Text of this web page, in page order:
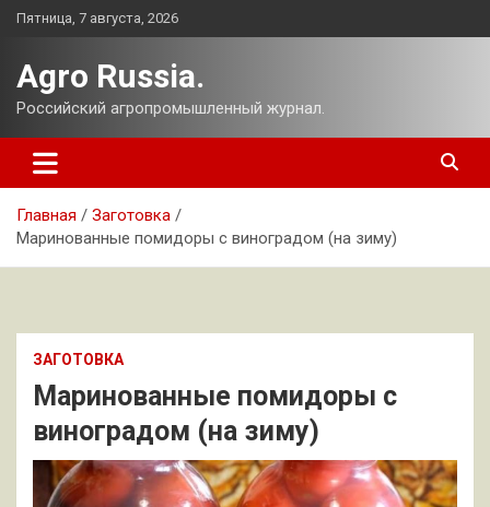
Перейти
Пятница, 7 августа, 2026
Agro Russia.
Российский агропромышленный журнал.
Главная
Заготовка
Маринованные помидоры с виноградом (на зиму)
ЗАГОТОВКА
Маринованные помидоры с
виноградом (на зиму)